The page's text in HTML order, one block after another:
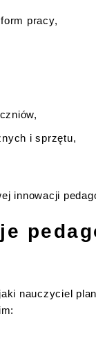
pracy,
i sprzętu,
innowacji
nauczyciel